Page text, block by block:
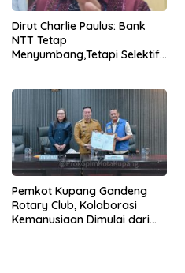
Dirut Charlie Paulus: Bank
NTT Tetap
Menyumbang,Tetapi Selektif
Pemkot Kupang Gandeng
Rotary Club, Kolaborasi
Kemanusiaan Dimulai dari